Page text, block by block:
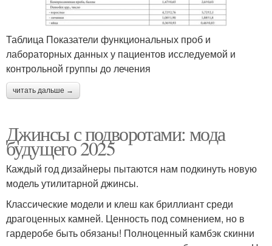
Таблица Показатели функциональных проб и
лабораторных данных у пациентов исследуемой и
контрольной группы до лечения
читать дальше →
Джинсы с подворотами: мода
будущего 2025
Каждый год дизайнеры пытаются нам подкинуть новую
модель утилитарной джинсы.
Классические модели и клеш как бриллиант среди
драгоценных камней. Ценность под сомнением, но в
гардеробе быть обязаны! Полноценный камбэк скинни